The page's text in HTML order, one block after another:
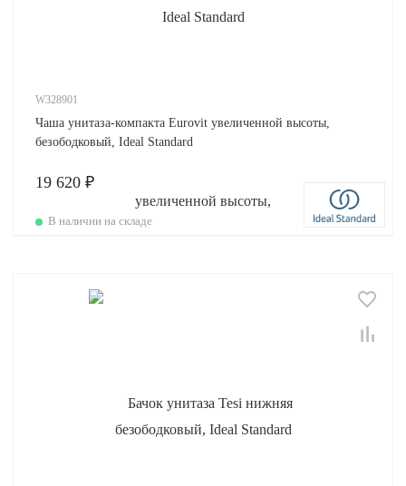
W328901
Чаша унитаза-компакта Eurovit увеличенной высоты,
безободковый, Ideal Standard
19 620 ₽
В наличии на складе